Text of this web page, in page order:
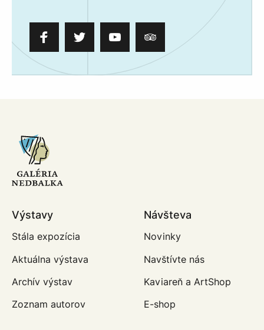
Výstavy
Stála expozícia
Aktuálna výstava
Archív výstav
Zoznam autorov
Návšteva
Novinky
Navštívte nás
Kaviareň a ArtShop
E-shop